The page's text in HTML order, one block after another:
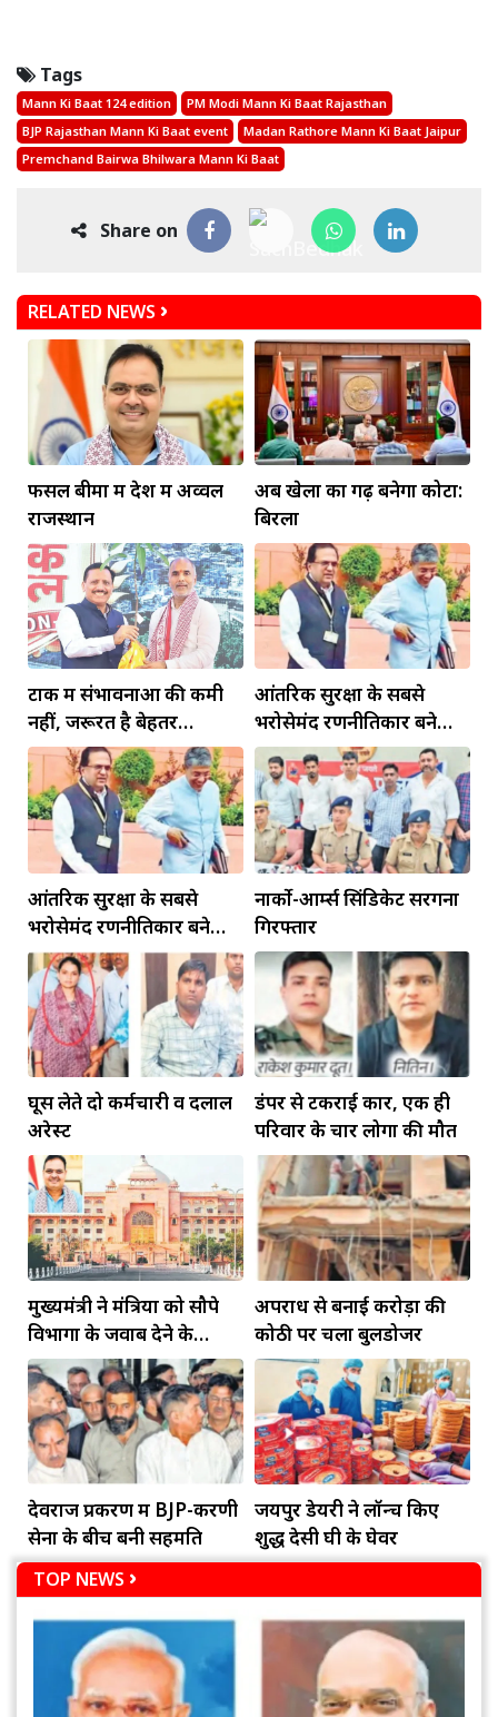
Tags
Mann Ki Baat 124 edition
PM Modi Mann Ki Baat Rajasthan
BJP Rajasthan Mann Ki Baat event
Madan Rathore Mann Ki Baat Jaipur
Premchand Bairwa Bhilwara Mann Ki Baat
Share on
RELATED NEWS
फसल बीमा में देश में अव्वल
राजस्थान
अब खेलों का गढ़ बनेगा कोटा:
बिरला
टोंक में संभावनाओं की कमी
नहीं, जरूरत है बेहतर
इंफ्रास्ट्रक्चर की
आंतरिक सुरक्षा के सबसे
भरोसेमंद रणनीतिकार बने
रहेंगे गोविंद मोहन
आंतरिक सुरक्षा के सबसे
भरोसेमंद रणनीतिकार बने
रहेंगे गोविंद मोहन
नार्को-आर्म्स सिंडिकेट सरगना
गिरफ्तार
घूस लेते दो कर्मचारी व दलाल
अरेस्ट
डंपर से टकराई कार, एक ही
परिवार के चार लोगों की मौत
मुख्यमंत्री ने मंत्रियों को सौपे
विभागों के जवाब देने के
दायित्व
अपराध से बनाई करोड़ों की
कोठी पर चला बुलडोजर
देवराज प्रकरण में BJP-करणी
सेना के बीच बनी सहमति
जयपुर डेयरी ने लॉन्च किए
शुद्ध देसी घी के घेवर
TOP NEWS